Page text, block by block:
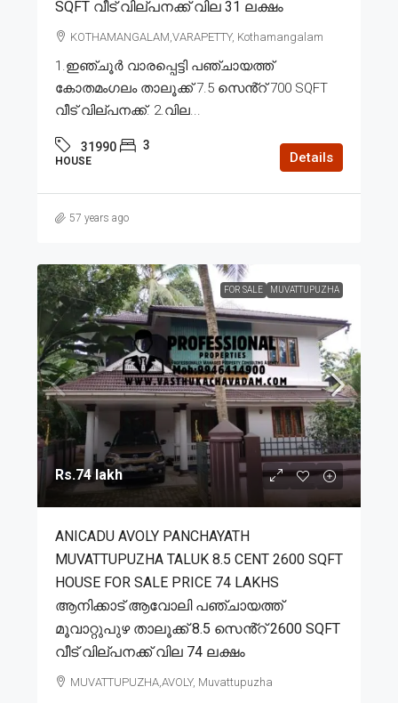
SQFT വീട് വില്പനക്ക് വില 31 ലക്ഷം
KOTHAMANGALAM,VARAPETTY, Kothamangalam
1.ഇഞ്ചൂർ വാരപ്പെട്ടി പഞ്ചായത്ത്
കോതമംഗലം താലൂക്ക് 7.5 സെൻ്റ് 700 SQFT
വീട് വില്പനക്ക്. 2.വില...
31990 3
HOUSE Details
57 years ago
FOR SALE MUVATTUPUZHA
Rs.74 lakh
ANICADU AVOLY PANCHAYATH
MUVATTUPUZHA TALUK 8.5 CENT 2600 SQFT
HOUSE FOR SALE PRICE 74 LAKHS
ആനിക്കാട് ആവോലി പഞ്ചായത്ത്
മൂവാറ്റുപുഴ താലൂക്ക് 8.5 സെൻ്റ് 2600 SQFT
വീട് വില്പനക്ക് വില 74 ലക്ഷം
MUVATTUPUZHA,AVOLY, Muvattupuzha